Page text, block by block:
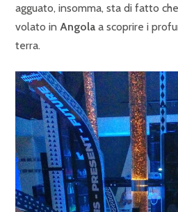
agguato, insomma, sta di fatto
volato in Angola a scoprire i
terra.